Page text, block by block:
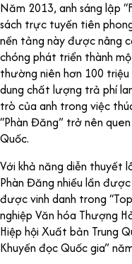
Năm 2013, anh sáng lập
sách trực tuyến tiên
nền tảng này được nâng
chóng phát triển thành
thường niên hơn 100
dung chất lượng trả phí
trò của anh trong việc
“Phàn Đăng” trở nên
Quốc.
Với khả năng diễn thuyết
Phàn Đăng nhiều lần
được vinh danh trong
nghiệp Văn hóa Thượng
Hiệp hội Xuất bản Trung
Khuyến đọc Quốc gia”